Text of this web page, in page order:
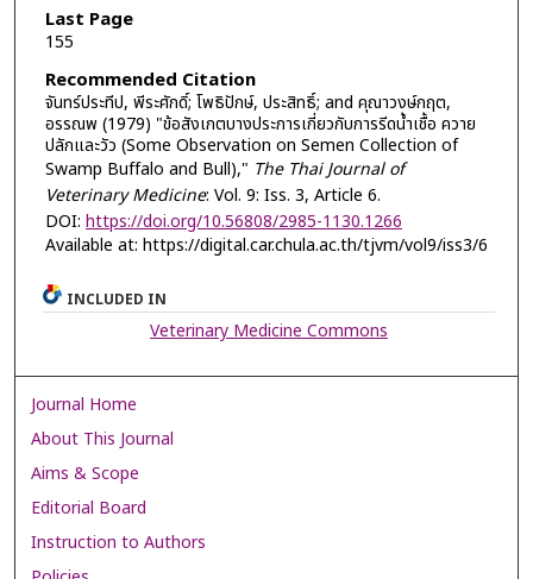
Last Page
155
Recommended Citation
จันทร์ประทีป, พีระศักดิ์; โพธิปักษ์, ประสิทธิ์; and คุณาวงษ์กฤต,
อรรณพ (1979) "ข้อสังเกตบางประการเกี่ยวกับการรีดน้ำเชื้อ ควาย
ปลักและวัว (Some Observation on Semen Collection of
Swamp Buffalo and Bull)," The Thai Journal of
Veterinary Medicine: Vol. 9: Iss. 3, Article 6.
DOI: https://doi.org/10.56808/2985-1130.1266
Available at: https://digital.car.chula.ac.th/tjvm/vol9/iss3/6
INCLUDED IN
Veterinary Medicine Commons
Journal Home
About This Journal
Aims & Scope
Editorial Board
Instruction to Authors